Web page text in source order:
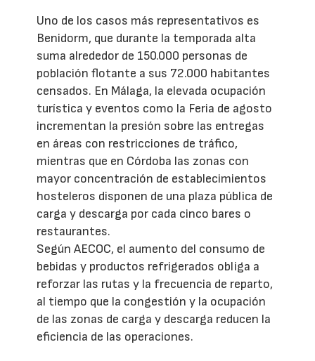
Uno de los casos más representativos es
Benidorm, que durante la temporada alta
suma alrededor de 150.000 personas de
población flotante a sus 72.000 habitantes
censados. En Málaga, la elevada ocupación
turística y eventos como la Feria de agosto
incrementan la presión sobre las entregas
en áreas con restricciones de tráfico,
mientras que en Córdoba las zonas con
mayor concentración de establecimientos
hosteleros disponen de una plaza pública de
carga y descarga por cada cinco bares o
restaurantes.
Según AECOC, el aumento del consumo de
bebidas y productos refrigerados obliga a
reforzar las rutas y la frecuencia de reparto,
al tiempo que la congestión y la ocupación
de las zonas de carga y descarga reducen la
eficiencia de las operaciones.